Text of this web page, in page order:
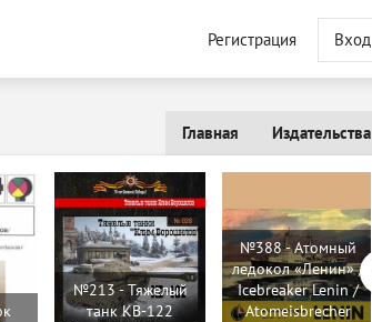
Регистрация Вход
Издательства
Главная
№213 - Тяжелый
танк КВ-122
№388 - Атомный
ледокол «Ленин» /
Icebreaker Lenin /
Atomeisbrecher